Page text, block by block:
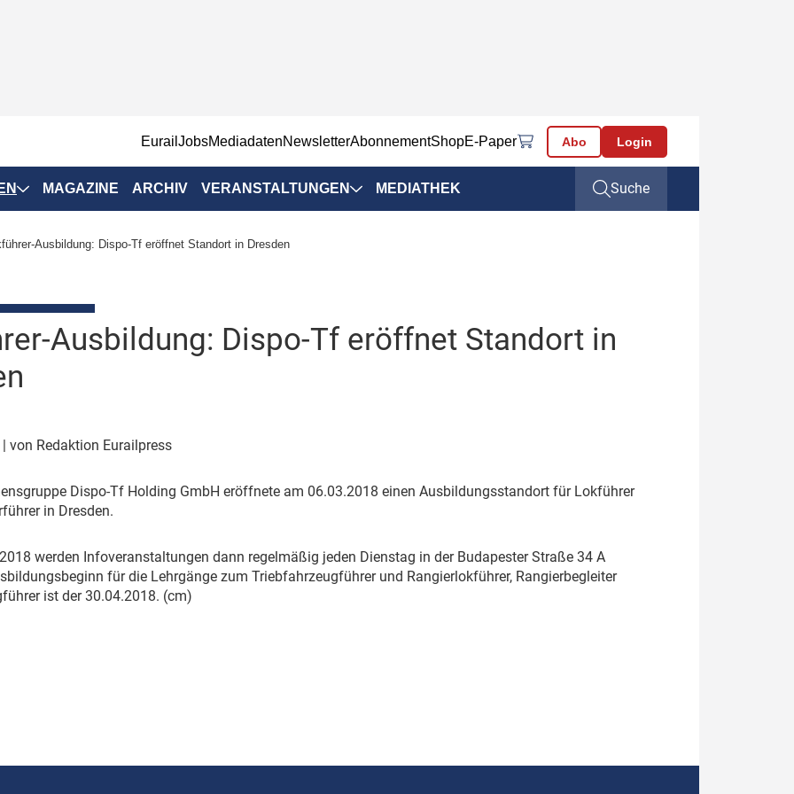
EurailJobsMediadatenNewsletterAbonnementShopE-Paper Abo Login
Positionen
& Märkte
& Ausrüstung
MAGAZINE ARCHIV VERANSTALTUNGEN
Veranstaltungen
Branchentermine
MEDIATHEK Suche
Ausbildung: Dispo-Tf eröffnet Standort in Dresden
Ausbildung: Dispo-Tf eröffnet Standort in
| von Redaktion Eurailpress
Dispo-Tf Holding GmbH eröffnete am 06.03.2018 einen Ausbildungsstandort für Lokführer
in Dresden.
werden Infoveranstaltungen dann regelmäßig jeden Dienstag in der Budapester Straße 34 A
für die Lehrgänge zum Triebfahrzeugführer und Rangierlokführer, Rangierbegleiter
ist der 30.04.2018. (cm)